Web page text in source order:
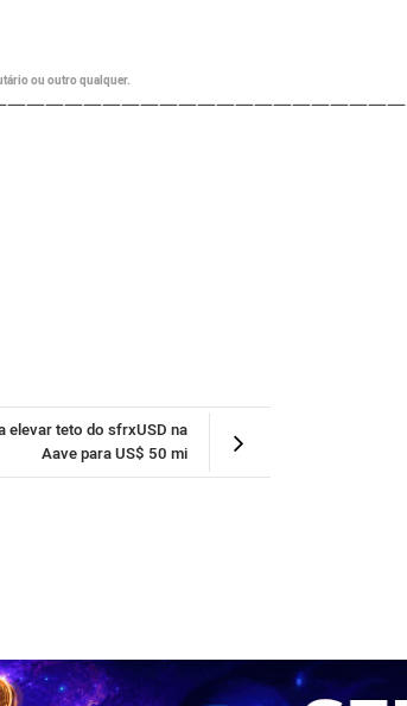
ou outro qualquer.
elevar teto do sfrxUSD na
Aave para US$ 50 mi